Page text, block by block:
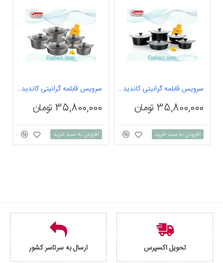
سرویس قابلمه گرانیتی کاندید اسکار 10 پارچه مشکی
35,800,000 تومان
افزودن به سبد خرید
سرویس قابلمه گرانیتی کاندید اسکار 10 پارچه طوسی
35,800,000 تومان
افزودن به سبد خرید
تحویل اکسپرس ارسال به سرتاسر کشور